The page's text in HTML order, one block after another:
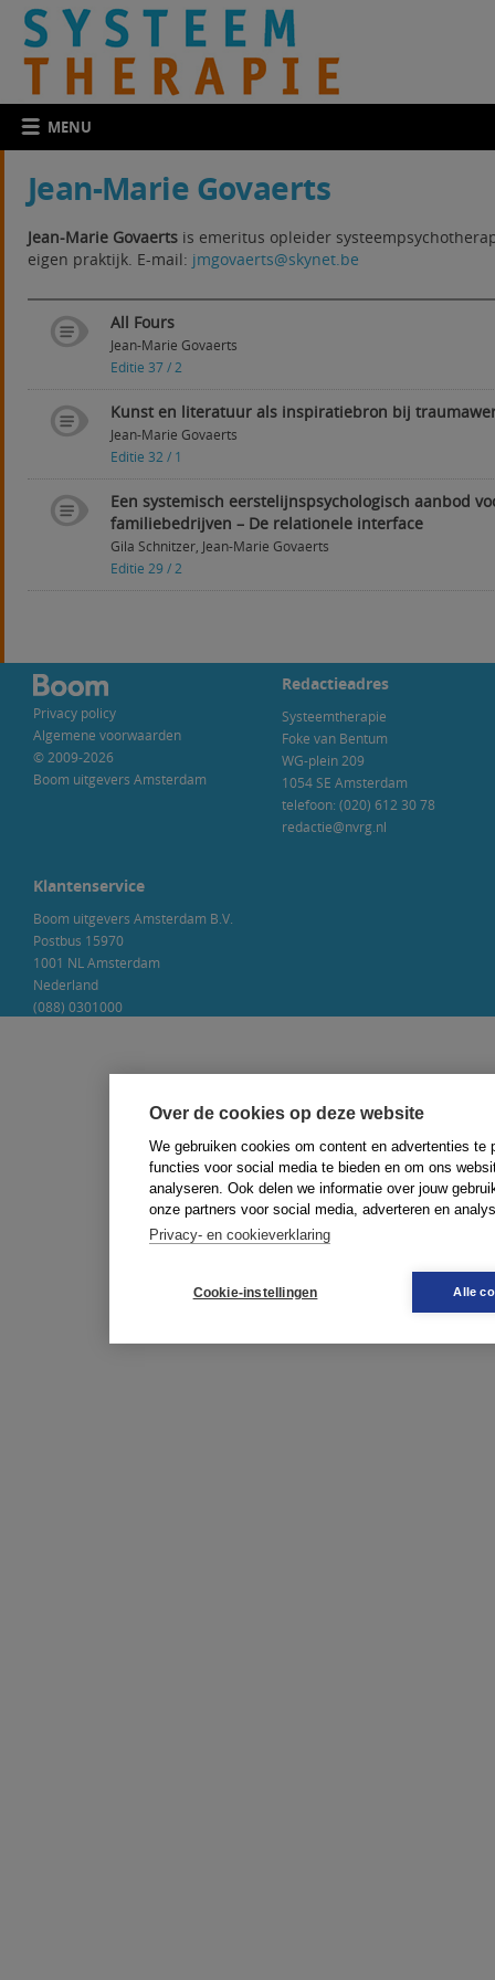
Over de cookies op deze website
We gebruiken cookies om content en advertenties te
functies voor social media te bieden en om ons
analyseren. Ook delen we informatie over jouw
onze partners voor social media, adverteren en
Privacy- en cookieverklaring
Cookie-instellingen Alle
MENU
Jean-Marie Govaerts
Jean-Marie Govaertsis emeritus opleider
eigen praktijk. E-mail: jmgovaerts@skynet.be
All Fours
Jean-Marie Govaerts
Editie 37 / 2
Kunst en literatuur als inspiratiebron bij
Jean-Marie Govaerts
Editie 32 / 1
Een systemisch eerstelijnspsychologisch aanbod
familiebedrijven – De relationele interface
Gila Schnitzer, Jean-Marie Govaerts
Editie 29 / 2
Privacy policy
Algemene voorwaarden
© 2009-2026
Boom uitgevers Amsterdam
Redactieadres
Systeemtherapie
Foke van Bentum
WG-plein 209
1054 SE Amsterdam
telefoon: (020) 612 30 78
redactie@nvrg.nl
Klantenservice
Boom uitgevers Amsterdam B.V.
Postbus 15970
1001 NL Amsterdam
Nederland
(088) 0301000